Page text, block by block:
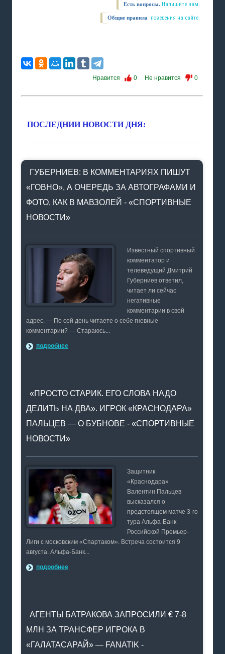
Есть вопросы. Напишите нам.
Общие правила поведения на сайте.
Нравится 0 Не нравится 0
ПОСЛЕДНИИ НОВОСТИ ДНЯ:
ГУБЕРНИЕВ: В КОММЕНТАРИЯХ ПИШУТ
«ГОВНО», А ОЧЕРЕДЬ ЗА АВТОГРАФАМИ И
ФОТО, КАК В МАВЗОЛЕЙ - «СПОРТИВНЫЕ
НОВОСТИ»
Известный спортивный
комментатор и
телеведущий Дмитрий
Губерниев ответил,
читает ли сейчас
негативные
комментарии в свой
адрес. — По сей день читаете о себе гневные
комментарии? — Стараюсь...
подробнее
«ПРОСТО СТАРИК. ЕГО СЛОВА НАДО
ДЕЛИТЬ НА ДВА». ИГРОК «КРАСНОДАРА»
ПАЛЬЦЕВ — О БУБНОВЕ - «СПОРТИВНЫЕ
НОВОСТИ»
Защитник
«Краснодара»
Валентин Пальцев
высказался о
предстоящем матче 3-го
тура Альфа-Банк
Российской Премьер-
Лиги с московским «Спартаком». Встреча состоится 9
августа. Альфа-Банк...
подробнее
АГЕНТЫ БАТРАКОВА ЗАПРОСИЛИ € 7-8
МЛН ЗА ТРАНСФЕР ИГРОКА В
«ГАЛАТАСАРАЙ» — FANATIK -